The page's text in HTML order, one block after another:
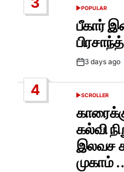
POSTED
IN
POPULAR
பீகார்
Post3 days ago
4
POSTED
SCROLLER
கல்வி
இலவச
முகாம்